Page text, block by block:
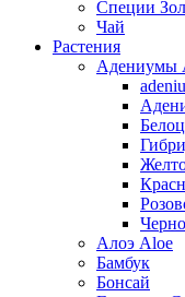
Специи
Чай
Растения
Адениумы
Алоэ Aloe
Бамбук
Бонсай